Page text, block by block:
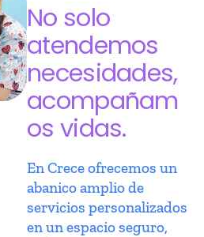
No solo
atendemos
necesidades,
acompañam
os vidas.
En Crece ofrecemos un
abanico amplio de
servicios personalizados
en un espacio seguro,